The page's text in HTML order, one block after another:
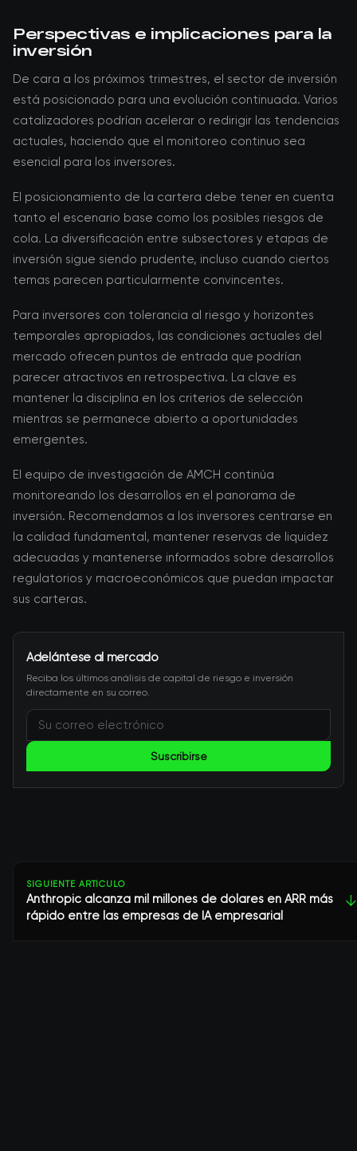
Perspectivas e implicaciones para la
inversión
De cara a los próximos trimestres, el sector de inversión
está posicionado para una evolución continuada. Varios
catalizadores podrían acelerar o redirigir las tendencias
actuales, haciendo que el monitoreo continuo sea
esencial para los inversores.
El posicionamiento de la cartera debe tener en cuenta
tanto el escenario base como los posibles riesgos de
cola. La diversificación entre subsectores y etapas de
inversión sigue siendo prudente, incluso cuando ciertos
temas parecen particularmente convincentes.
Para inversores con tolerancia al riesgo y horizontes
temporales apropiados, las condiciones actuales del
mercado ofrecen puntos de entrada que podrían
parecer atractivos en retrospectiva. La clave es
mantener la disciplina en los criterios de selección
mientras se permanece abierto a oportunidades
emergentes.
El equipo de investigación de AMCH continúa
monitoreando los desarrollos en el panorama de
inversión. Recomendamos a los inversores centrarse en
la calidad fundamental, mantener reservas de liquidez
adecuadas y mantenerse informados sobre desarrollos
regulatorios y macroeconómicos que puedan impactar
sus carteras.
Adelántese al mercado
Reciba los últimos análisis de capital de riesgo e inversión
directamente en su correo.
Suscribirse
SIGUIENTE ARTÍCULO
Anthropic alcanza mil millones de dólares en ARR más
rápido entre las empresas de IA empresarial
↓